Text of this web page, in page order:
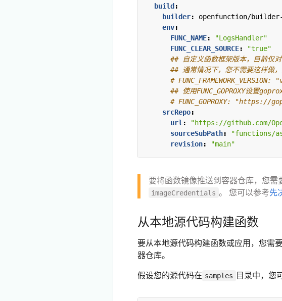
build:
builder:
openfunction/
env:
FUNC_NAME:
"LogsHandler"
FUNC_CLEAR_SOURCE:
"true"
## 自定义函数框架版本，目前
## 通常情况下，您不需要这样做
#
## 使用FUNC_GOPROXY设置
# FUNC_GOPROXY: "https://
srcRepo:
url :
"https://github.com/
sourceSubPath:
"functions/
revision: "main"
要将函数镜像推送到容器仓库，您
imageCredentials 。 您可以参考先
从本地源代码构建函数
要从本地源代码构建函数或应用，您需
器仓库。
假设您的源代码在 samples 目录中，您